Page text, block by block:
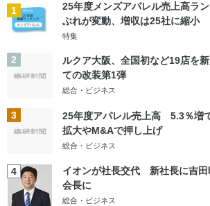
1
25年度メンズアパレル売上高ラ
ぶれが変動、増収は25社に縮小
特集
2
ルクア大阪、全国初など19店を
ての改装第1弾
総合・ビジネス
3
25年度アパレル売上高 5.3％増
拡大やM&Aで押し上げ
総合・ビジネス
4
イオンが社長交代 新社長に吉
会長に
総合・ビジネス